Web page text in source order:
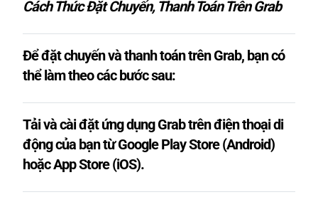
Cách Thức Đặt Chuyến, Thanh Toán Trên Grab
Để đặt chuyến và thanh toán trên Grab, bạn có
thể làm theo các bước sau:
Tải và cài đặt ứng dụng Grab trên điện thoại di
động của bạn từ Google Play Store (Android)
hoặc App Store (iOS).